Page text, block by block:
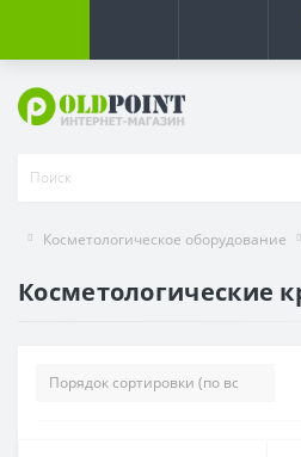
Косметологическое оборудование
Косметологические